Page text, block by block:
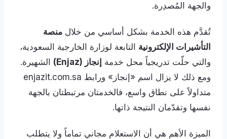
والجهة المُصدِرة.
تُقدَّم هذه الخدمة بشكل أساسي من خلال منصة
التأشيرات الإلكترونية التابعة لوزارة الخارجية السعودية،
والتي حلّت تدريجياً محل خدمة إنجاز (Enjaz)
الشهيرة.
ومع ذلك لا يزال اسم «إنجاز» ورابط enjazit.com.sa
متداولاً على نطاق واسع، فالخدمتان مرتبطتان بالجهة
نفسها وتقدّمان النتيجة ذاتها.
الميزة الأهم هي أن الاستعلام مجاني تماماً ولا يتطلب